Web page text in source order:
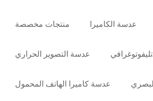
منتجات مخصصة عدسة الكاميرا
عدسة التصوير الحراري
عدسة كاميرا الهاتف المحمول